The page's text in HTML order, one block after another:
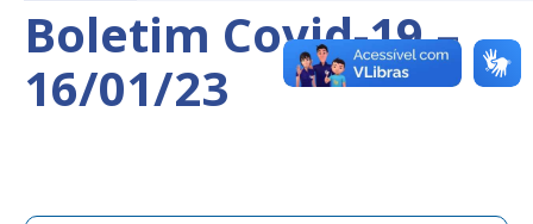
Boletim Covid-19 –
16/01/23